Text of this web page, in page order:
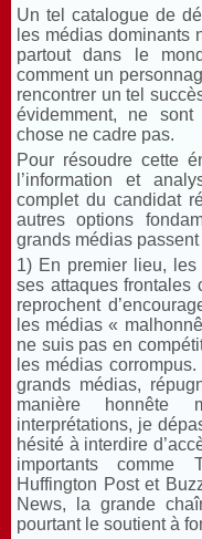
Un tel catalogue de
les médias dominants
partout dans le
comment un
rencontrer un tel
évidemment, ne
chose ne cadre pas.
Pour résoudre cette
l’information et
complet du candidat
autres options
grands médias
1) En premier lieu,
ses attaques frontales
reprochent
les médias «
ne suis pas en
les médias
grands médias,
manière honnête
interprétations, je
hésité à interdire
importants comme
Huffington Post et
News, la grande
pourtant le soutient à